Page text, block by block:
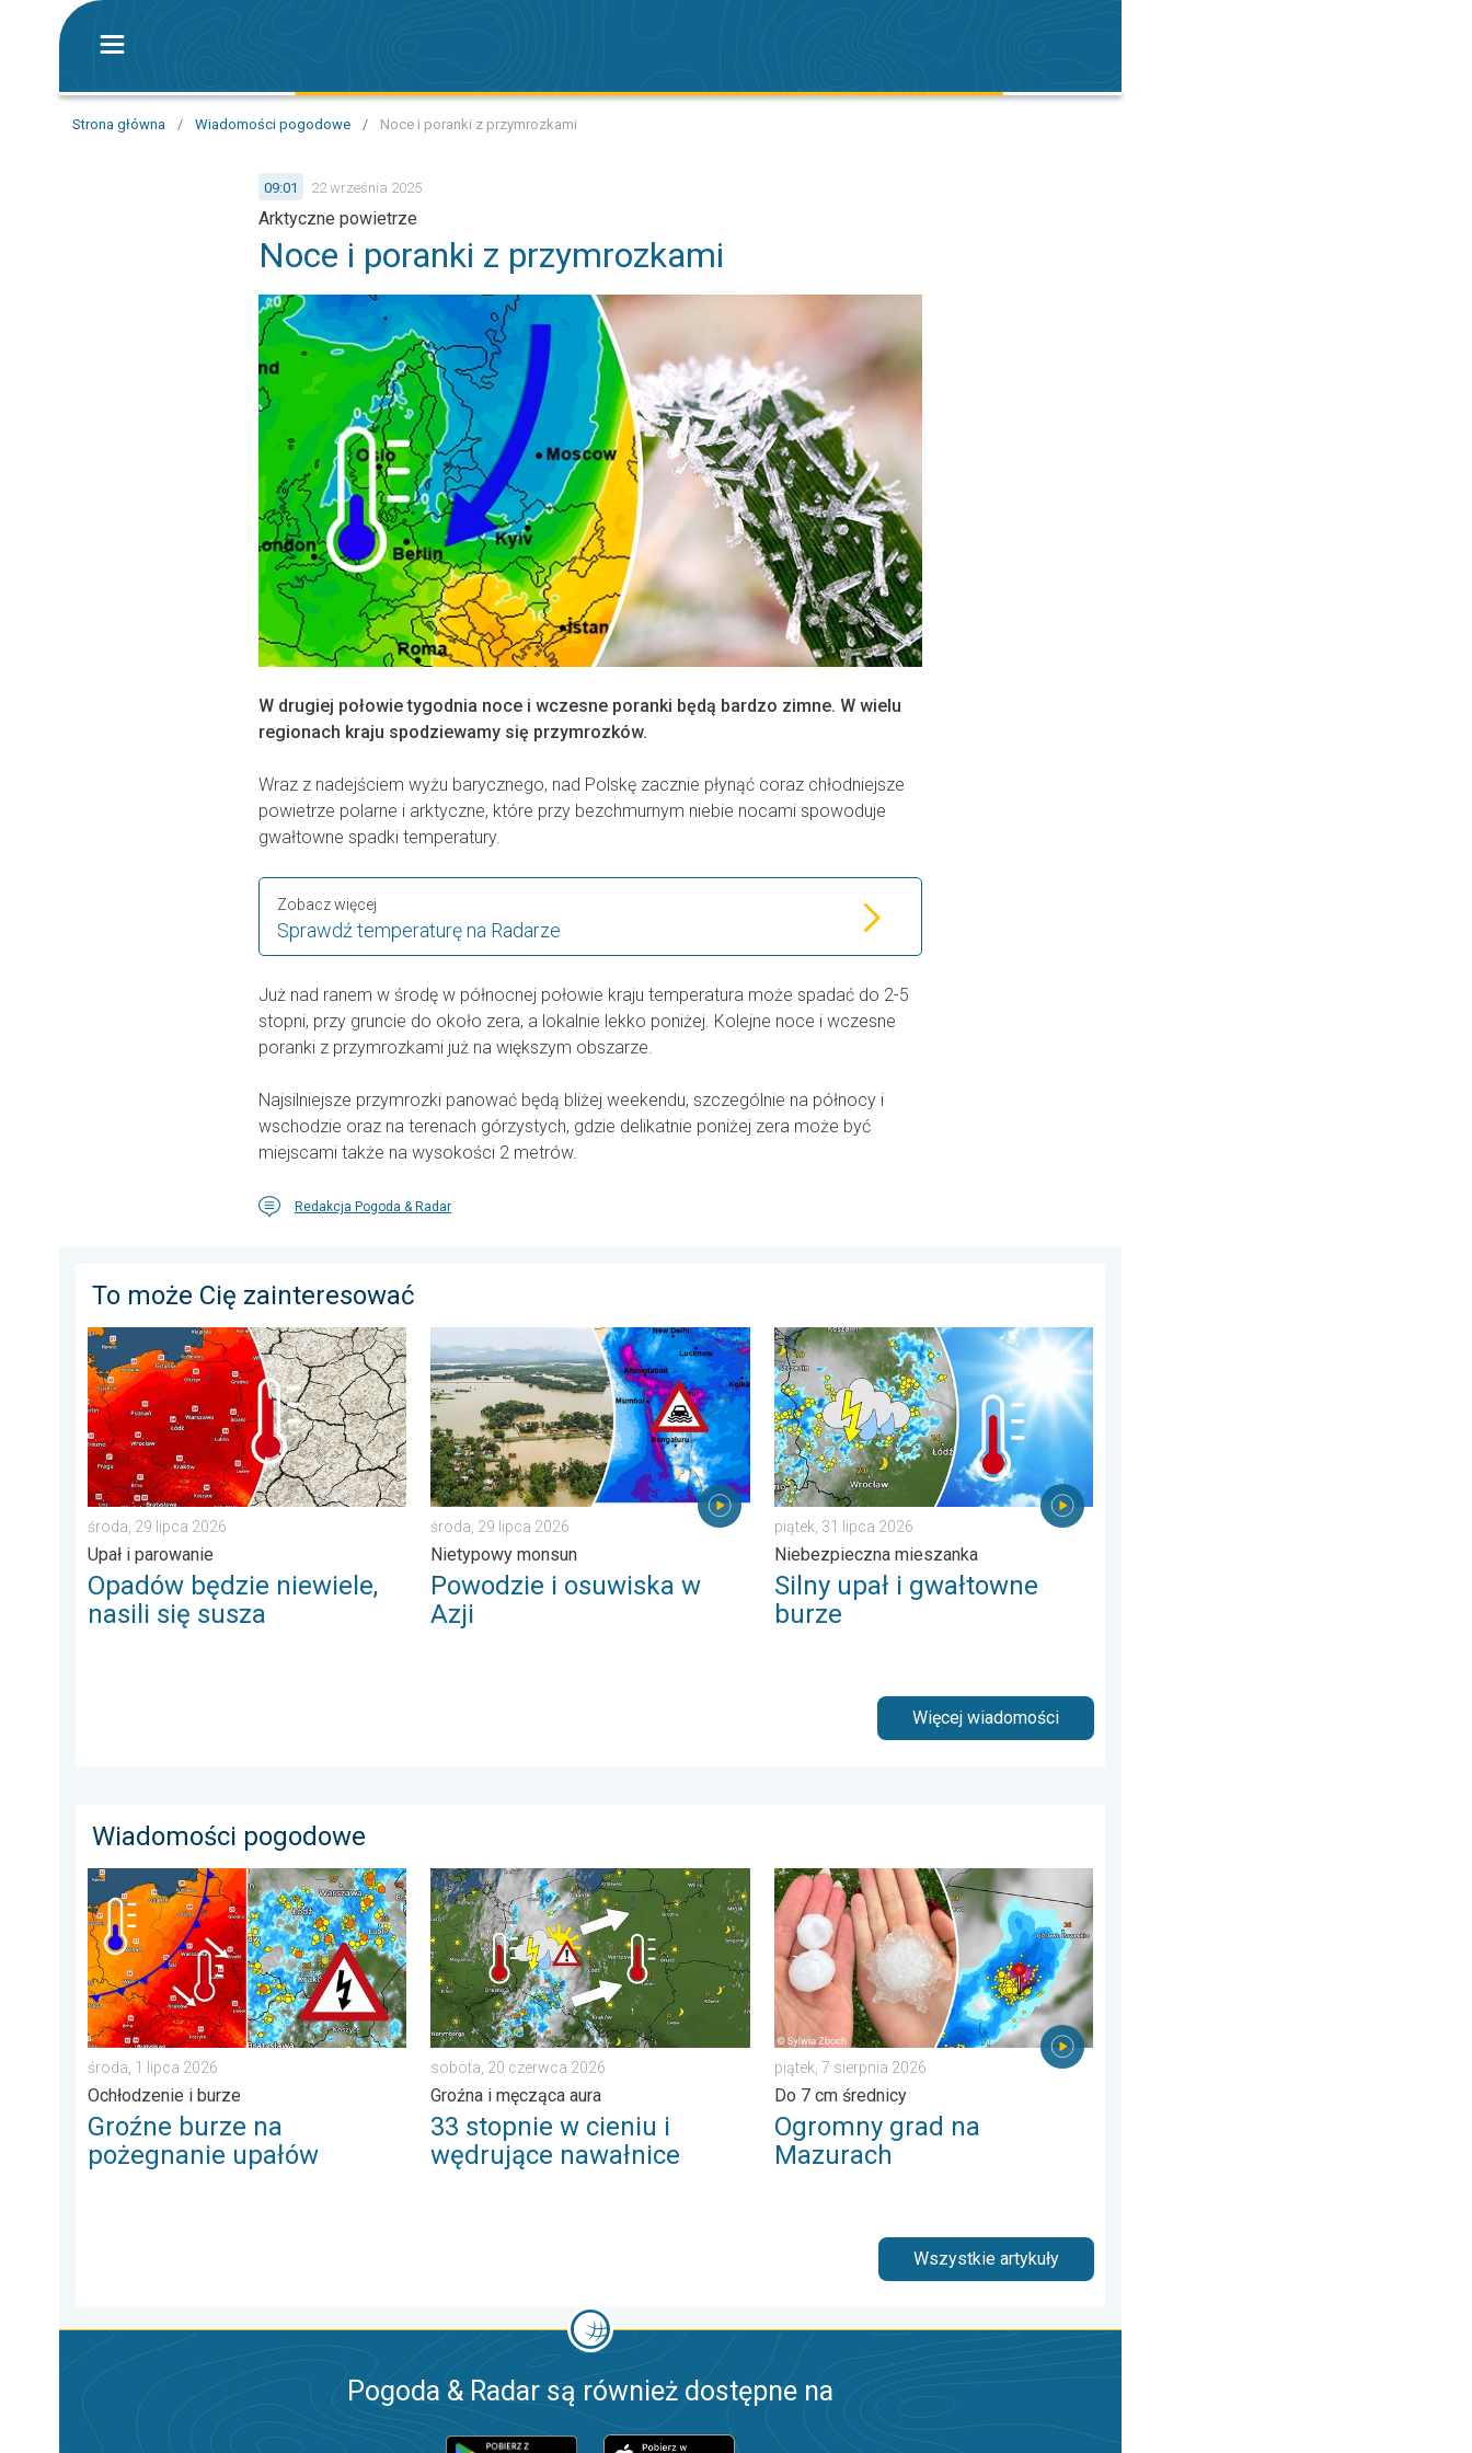
Strona główna / Wiadomości pogodowe / Noce i poranki z przymrozkami
09:01 22 września 2025
Arktyczne powietrze
Noce i poranki z przymrozkami
W drugiej połowie tygodnia noce i wczesne poranki będą bardzo zimne. W wielu
regionach kraju spodziewamy się przymrozków.
Wraz z nadejściem wyżu barycznego, nad Polskę zacznie płynąć coraz chłodniejsze
powietrze polarne i arktyczne, które przy bezchmurnym niebie nocami spowoduje
gwałtowne spadki temperatury.
Sprawdź temperaturę na Radarze
Zobacz więcej
Już nad ranem w środę w północnej połowie kraju temperatura może spadać do 2-5
stopni, przy gruncie do około zera, a lokalnie lekko poniżej. Kolejne noce i wczesne
poranki z przymrozkami już na większym obszarze.
Najsilniejsze przymrozki panować będą bliżej weekendu, szczególnie na północy i
wschodzie oraz na terenach górzystych, gdzie delikatnie poniżej zera może być
miejscami także na wysokości 2 metrów.
Redakcja Pogoda & Radar
To może Cię zainteresować
Opadów będzie niewiele, nasili się susza. Upał i parowanie. . . środa, 29 lipca 2026
środa, 29 lipca 2026
Upał i parowanie
Opadów będzie niewiele,
nasili się susza
Powodzie i osuwiska w Azji. Nietypowy monsun. . . środa, 29 lipca 2026
środa, 29 lipca 2026
Nietypowy monsun
Powodzie i osuwiska w
Azji
Silny upał i gwałtowne burze. Niebezpieczna mieszanka. . . piątek, 31 lipca 2026
piątek, 31 lipca 2026
Niebezpieczna mieszanka
Silny upał i gwałtowne
burze
Więcej wiadomości
Wiadomości pogodowe
Groźne burze na pożegnanie upałów. Ochłodzenie i burze. . . środa, 1 lipca 2026
środa, 1 lipca 2026
Ochłodzenie i burze
Groźne burze na
pożegnanie upałów
33 stopnie w cieniu i wędrujące nawałnice. Groźna i męcząca aura. . . sobota, 20 czerwca 2026
sobota, 20 czerwca 2026
Groźna i męcząca aura
33 stopnie w cieniu i
wędrujące nawałnice
Ogromny grad na Mazurach. Do 7 cm średnicy. . . piątek, 7 sierpnia 2026
piątek, 7 sierpnia 2026
Do 7 cm średnicy
Ogromny grad na
Mazurach
Wszystkie artykuły
Pogoda & Radar są również dostępne na